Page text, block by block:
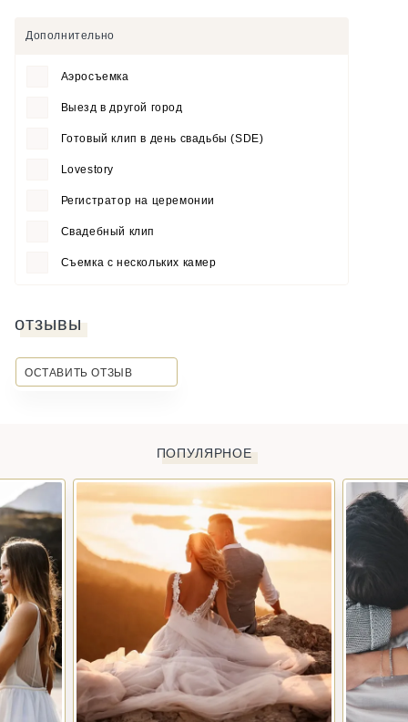
Дополнительно
Аэросъемка
Выезд в другой город
Готовый клип в день свадьбы (SDE)
Lovestory
Регистратор на церемонии
Свадебный клип
Съемка с нескольких камер
отзывы
ОСТАВИТЬ ОТЗЫВ
ПОПУЛЯРНОЕ